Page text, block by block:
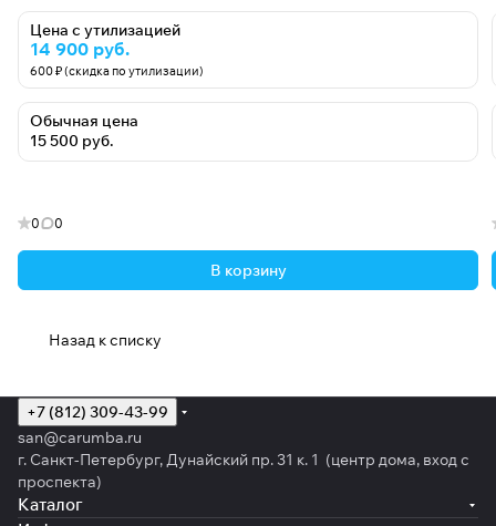
Цена с утилизацией
14 900 руб.
600 ₽ (скидка по утилизации)
Обычная цена
15 500 руб.
0 0
В корзину
Назад к списку
+7 (812) 309-43-99
san@carumba.ru
г. Санкт-Петербург, Дунайский пр. 31 к. 1 (центр дома, вход с
проспекта)
Каталог